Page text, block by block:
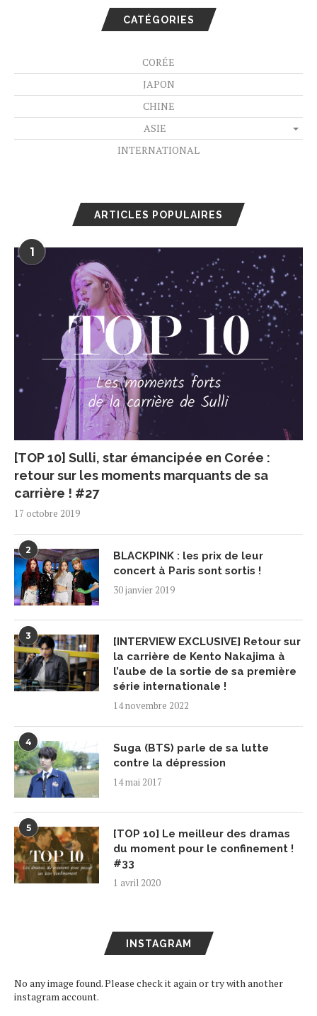
CATÉGORIES
CORÉE
JAPON
CHINE
ASIE
INTERNATIONAL
ARTICLES POPULAIRES
1
[TOP 10] Sulli, star émancipée en Corée :
retour sur les moments marquants de sa
carrière ! #27
17 octobre 2019
2
BLACKPINK : les prix de leur
concert à Paris sont sortis !
30 janvier 2019
3
[INTERVIEW EXCLUSIVE] Retour sur
la carrière de Kento Nakajima à
l’aube de la sortie de sa première
série internationale !
14 novembre 2022
4
Suga (BTS) parle de sa lutte
contre la dépression
14 mai 2017
5
[TOP 10] Le meilleur des dramas
du moment pour le confinement !
#33
1 avril 2020
INSTAGRAM
No any image found. Please check it again or try with another
instagram account.